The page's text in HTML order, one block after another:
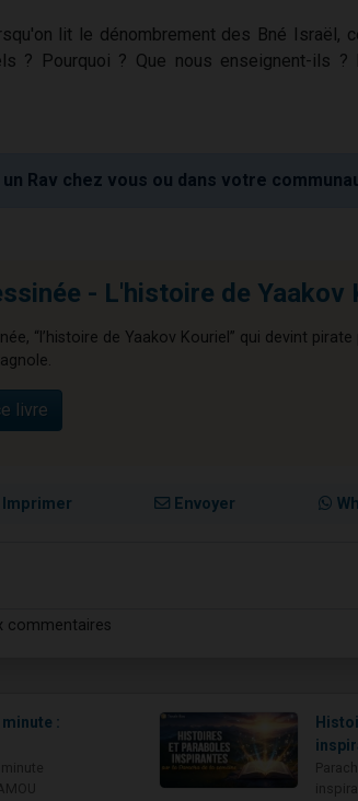
lit le dénombrement des Bné Israël,
? Pourquoi ? Que nous enseignent-ils ?
Rav chez vous ou dans votre
- L'histoire de Yaakov
“l’histoire de Yaakov Kouriel” qui devint
livre
Imprimer Envoyer
commentaires
: